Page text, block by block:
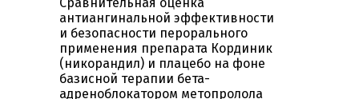
Сравнительная оценка
антиангинальной эффективности
и безопасности перорального
применения препарата Кординик
(никорандил) и плацебо на фоне
базисной терапии бета-
адреноблокатором метопролола